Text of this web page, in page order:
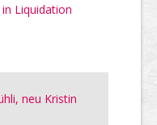
Liquidation
neu Kristin